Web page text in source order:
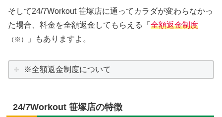
そして24/7Workout 笹塚店に通ってカラダが変わらなかっ
た場合、料金を全額返金してもらえる「 全額返金制度
（※） 」もありますよ。
※全額返金制度について
24/7Workout 笹塚店の特徴